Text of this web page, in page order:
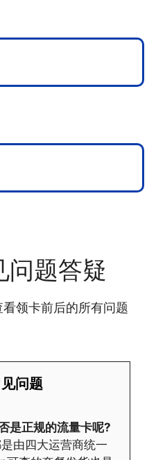
问题答疑
领卡前后的所有问题
问题
是正规的流量卡呢?
由四大运营商统一